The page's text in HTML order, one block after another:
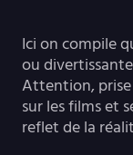
Ici on compile
ou
Attention,
sur les films et
reflet de la